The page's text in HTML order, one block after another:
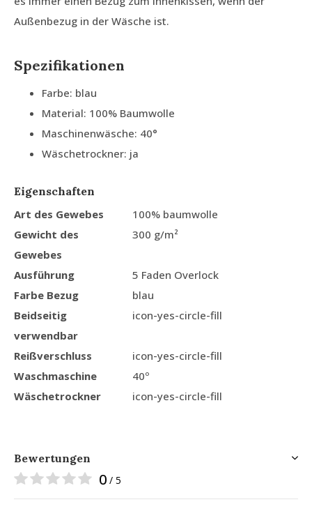
Außenbezug in der Wäsche ist.
Spezifikationen
Farbe: blau
Material: 100% Baumwolle
Maschinenwäsche: 40°
Wäschetrockner: ja
Eigenschaften
Art des Gewebes
100% baumwolle
Gewicht des
Gewebes
300 g/m²
Ausführung
5 Faden Overlock
Farbe Bezug
blau
Beidseitig
verwendbar
icon-yes-circle-fill
Reißverschluss
icon-yes-circle-fill
Waschmaschine
40º
Wäschetrockner
icon-yes-circle-fill
Bewertungen
0 / 5